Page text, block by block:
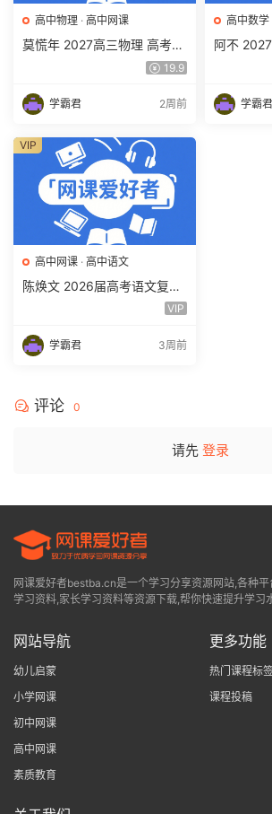
高中物理 · 高中网课
莫慌年 2027高三物理 高考物
19.9
学霸君 2周前
高中数学
阿不
课教程
学霸君
高中网课 · 高中语文
陈焕文 2026届高考语文复习
网课 高三语文 一二三轮视频
VIP
学霸君 3周前
VIP
评论 0
请先 登录
网课爱好者bestba.cn是一个学习分享资源网站,各种
学习资料,家长学习资料等资源下载,帮你快速提升学习
网站导航
幼儿启蒙
小学网课
初中网课
高中网课
素质教育
更多功能
热门课程标
课程投稿